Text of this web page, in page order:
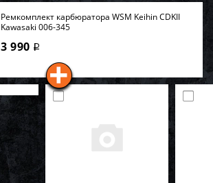
Ремкомплект карбюратора WSM Keihin CDKII
Kawasaki 006-345
3 990 i